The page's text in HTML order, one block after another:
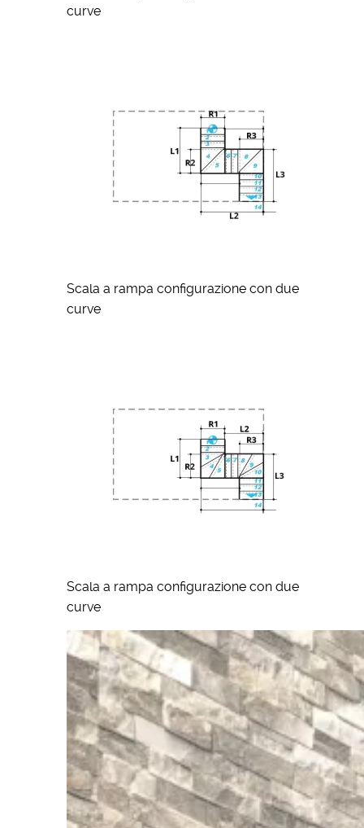
curve
Scala a rampa configurazione con due
curve
Scala a rampa configurazione con due
curve